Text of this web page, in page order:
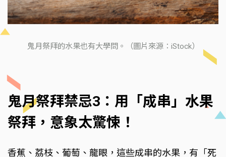
鬼月祭拜的水果也有大學問。（圖片來源：iStock）
鬼月祭拜禁忌3：用「成串」水果
祭拜，意象太驚悚！
香蕉、荔枝、葡萄、龍眼，這些成串的水果，有「死